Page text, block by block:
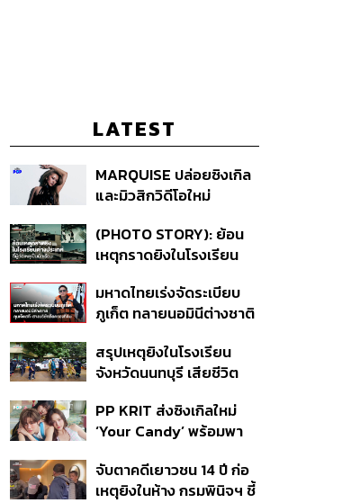
LATEST
MARQUISE ปล่อยซิงเกิล
และมิวสิกวิดีโอใหม่
สัมพันธ์สุด Toxic
(PHOTO STORY): ย้อน
เหตุกราดยิงในโรงเรียน
นักเรียน
มหาดไทยเร่งจัดระเบียบ
ภูเก็ต ทลายนอมินีต่างชาติ
ที่ดิน เคลียร์ใบอนุญาต
โรงแรมค้าง 7 ปี
สรุปเหตุยิงในโรงเรียน
จังหวัดนนทบุรี เสียชีวิต
ปมค้นประวัติคดีกราดยิงที่
สหรัฐฯ
PP KRIT ส่งซิงเกิลใหม่
‘Your Candy’ พร้อมพา
สิกวิดีโอ
จับตาคดีเยาวชน 14 ปี ก่อ
เหตุยิงในห้าง กรมพินิจฯ ชี้